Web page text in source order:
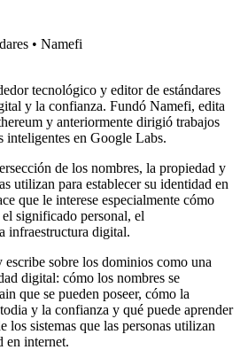
• Namefi
tecnológico y editor de estándares
y la confianza. Fundó Namefi, edita
y anteriormente dirigió trabajos
inteligentes en Google Labs.
de los nombres, la propiedad y
utilizan para establecer su identidad en
que le interese especialmente cómo
significado personal, el
infraestructura digital.
sobre los dominios como una
digital: cómo los nombres se
que se pueden poseer, cómo la
y la confianza y qué puede aprender
los sistemas que las personas utilizan
en internet.